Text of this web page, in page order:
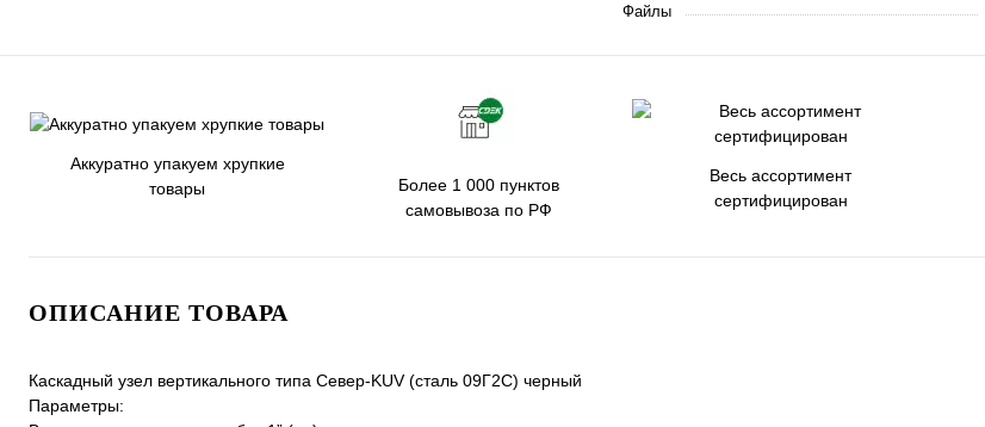
Файлы
Аккуратно упакуем хрупкие
товары
Более 1 000 пунктов
самовывоза по РФ
Весь ассортимент
сертифицирован
ОПИСАНИЕ ТОВАРА
Каскадный узел вертикального типа Север-KUV (сталь 09Г2С) черный
Параметры: